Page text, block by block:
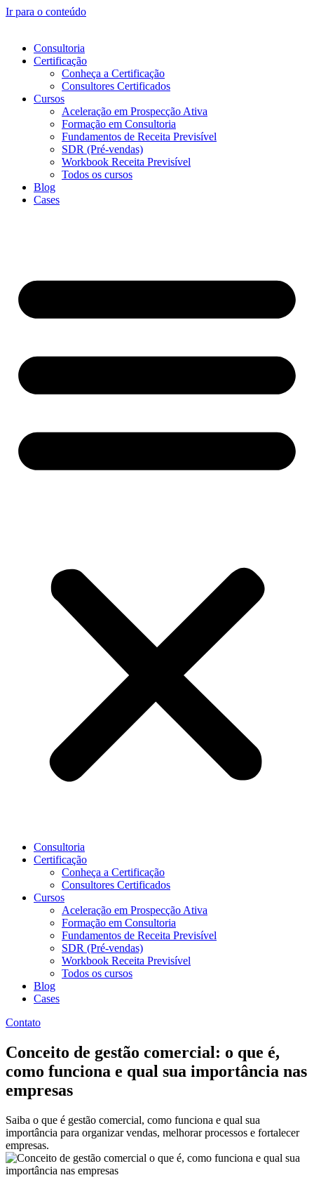
Ir para o conteúdo
Consultoria
Certificação
Conheça a Certificação
Consultores Certificados
Cursos
Aceleração em Prospecção Ativa
Formação em Consultoria
Fundamentos de Receita Previsível
SDR (Pré-vendas)
Workbook Receita Previsível
Todos os cursos
Blog
Cases
Consultoria
Certificação
Conheça a Certificação
Consultores Certificados
Cursos
Aceleração em Prospecção Ativa
Formação em Consultoria
Fundamentos de Receita Previsível
SDR (Pré-vendas)
Workbook Receita Previsível
Todos os cursos
Blog
Cases
Contato
Conceito de gestão comercial: o que é,
como funciona e qual sua importância nas
empresas
Saiba o que é gestão comercial, como funciona e qual sua
importância para organizar vendas, melhorar processos e fortalecer
empresas.